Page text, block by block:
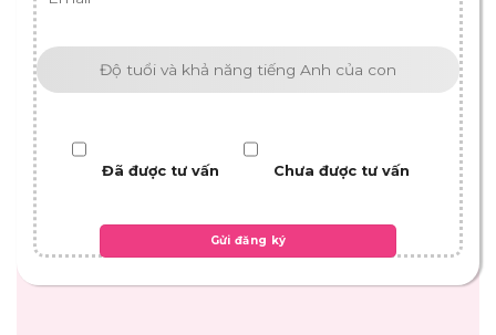
Đã được tư vấn Chưa được tư vấn